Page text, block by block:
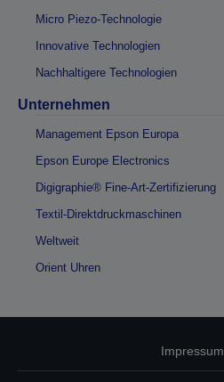
Micro Piezo-Technologie
Innovative Technologien
Nachhaltigere Technologien
Unternehmen
Management Epson Europa
Epson Europe Electronics
Digigraphie® Fine-Art-Zertifizierung
Textil-Direktdruckmaschinen
Weltweit
Orient Uhren
Impressum